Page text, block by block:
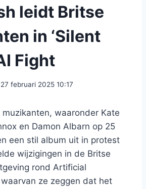
leidt Britse
in ‘Silent
Fight
27 februari 2025 10:17
waaronder Kate
en Damon Albarn op 25
een stil album uit in protest
wijzigingen in de Britse
rond Artificial
ze zeggen dat het